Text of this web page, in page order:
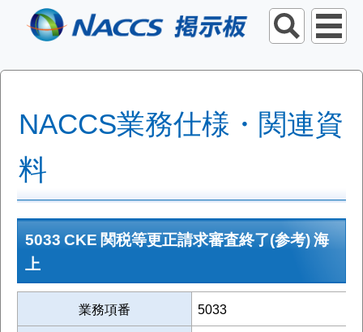
NACCS業務仕様・関連資
料
5033 CKE 関税等更正請求審査終了(参考) 海
上
業務項番
5033